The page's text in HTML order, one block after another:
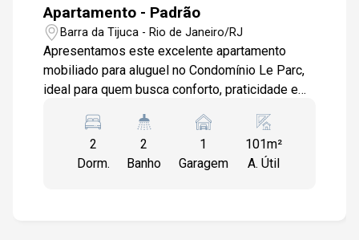
Apartamento - Padrão
Barra da Tijuca - Rio de Janeiro/RJ
Apresentamos este excelente apartamento
mobiliado para aluguel no Condomínio Le Parc,
ideal para quem busca conforto, praticidade e
ampla sala em dois ambientes, integrada à sala
de estar e à sala de jantar, além de uma
agradável varanda, que proporciona ótima
2
Dorm.
2
Banho
1
Garagem
101m²
A. Útil